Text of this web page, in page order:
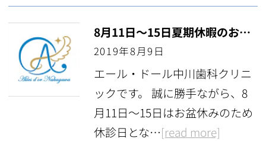
8月11日〜15日夏期休暇のお知らせ
2019年8月9日
エール・ドール中川歯科クリニ
ックです。 誠に勝手ながら、8
月11日〜15日はお盆休みのため
休診日とな…[read more]